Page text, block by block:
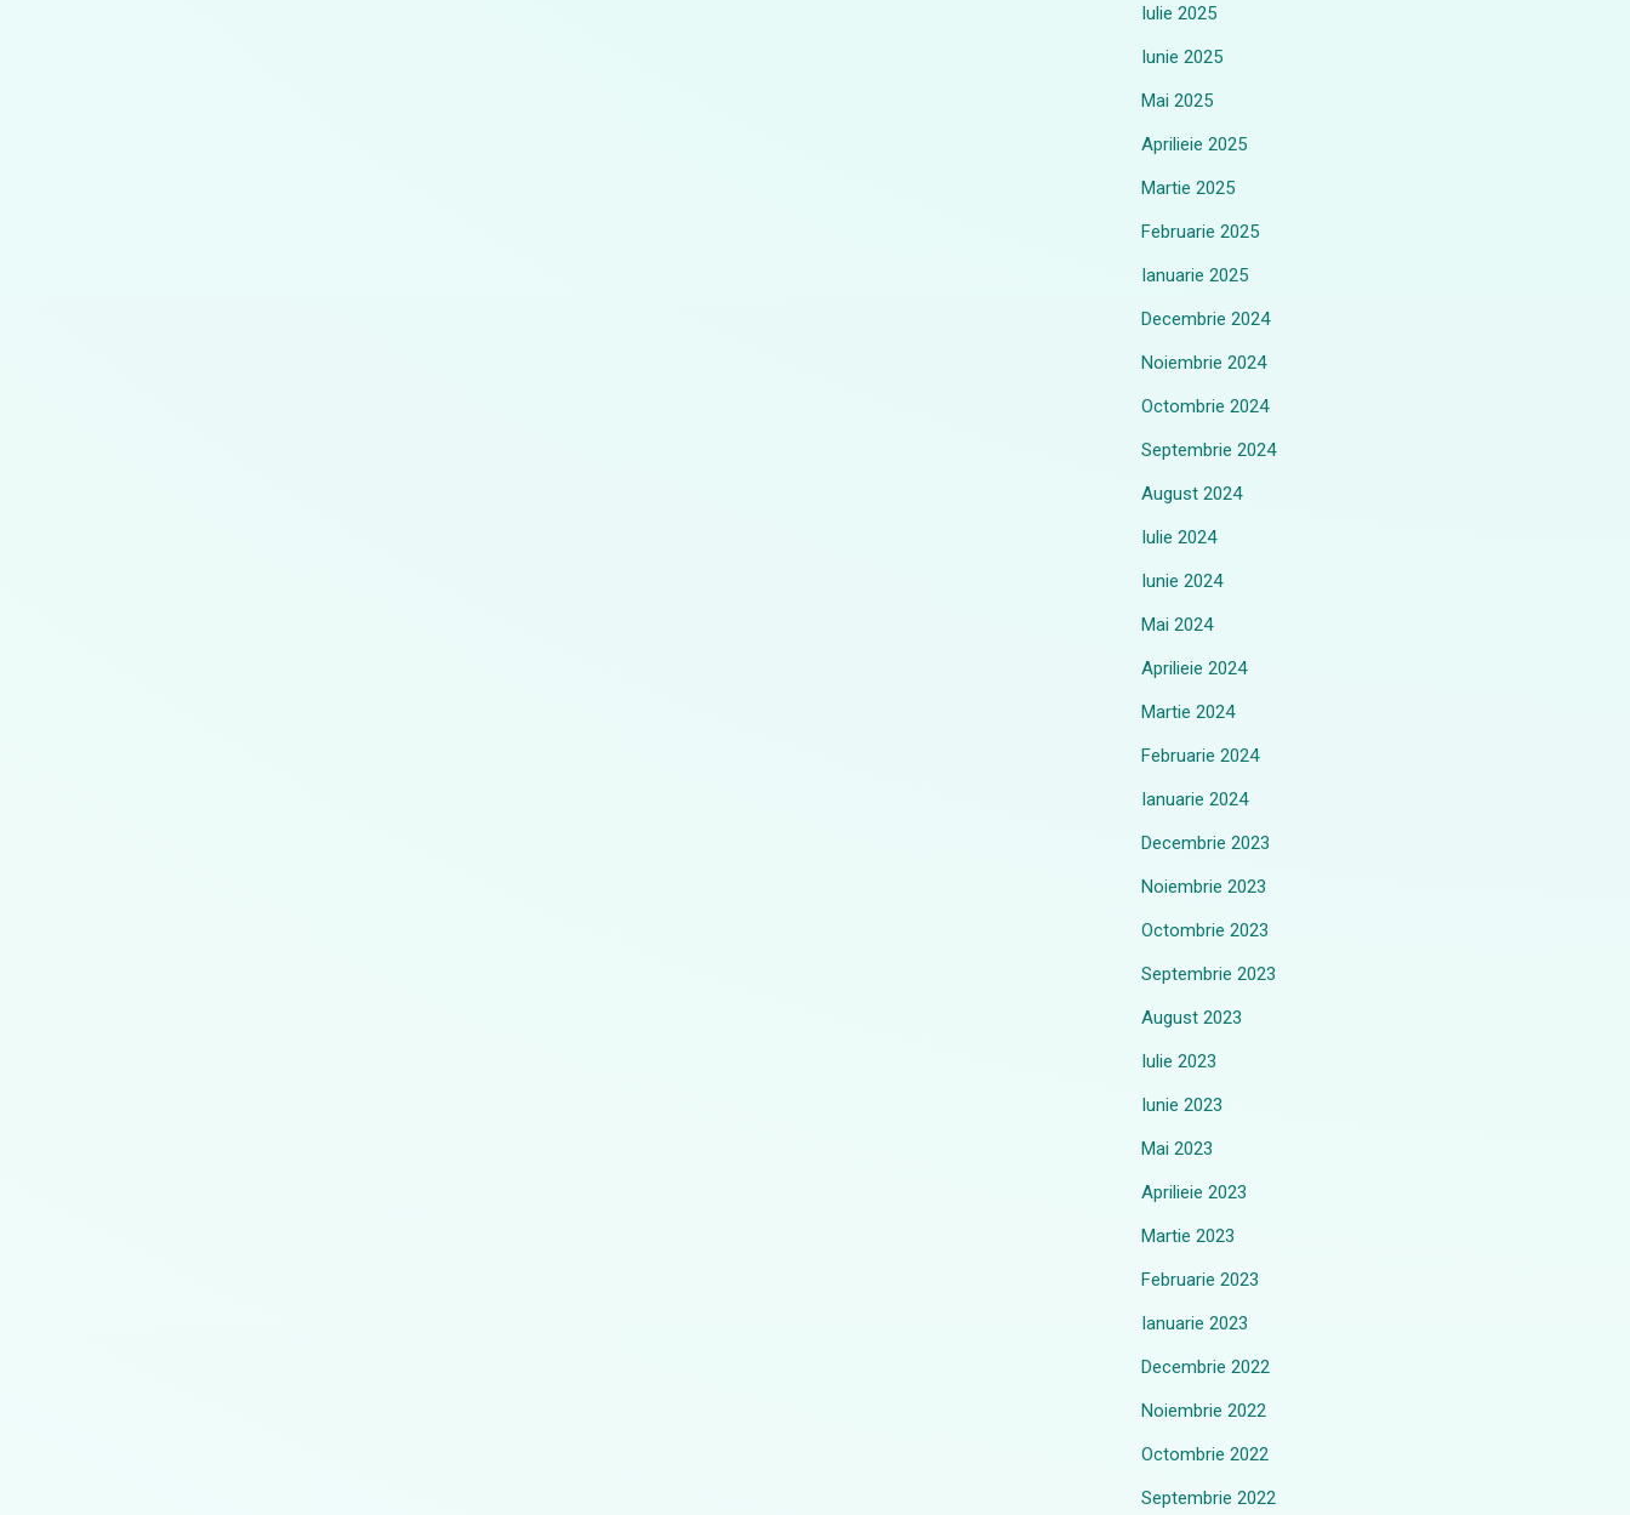
Iulie 2025
Iunie 2025
Mai 2025
Aprilieie 2025
Martie 2025
Februarie 2025
Ianuarie 2025
Decembrie 2024
Noiembrie 2024
Octombrie 2024
Septembrie 2024
August 2024
Iulie 2024
Iunie 2024
Mai 2024
Aprilieie 2024
Martie 2024
Februarie 2024
Ianuarie 2024
Decembrie 2023
Noiembrie 2023
Octombrie 2023
Septembrie 2023
August 2023
Iulie 2023
Iunie 2023
Mai 2023
Aprilieie 2023
Martie 2023
Februarie 2023
Ianuarie 2023
Decembrie 2022
Noiembrie 2022
Octombrie 2022
Septembrie 2022